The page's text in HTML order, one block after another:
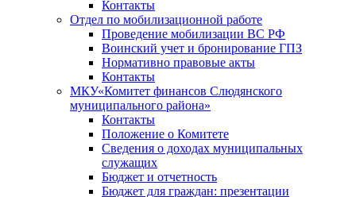
Контакты
Отдел по мобилизационной работе
Проведение мобилизации ВС РФ
Воинский учет и бронирование ГПЗ
Нормативно правовые акты
Контакты
МКУ«Комитет финансов Слюдянского
муниципального района»
Контакты
Положение о Комитете
Сведения о доходах муниципальных
служащих
Бюджет и отчетность
Бюджет для граждан: презентации